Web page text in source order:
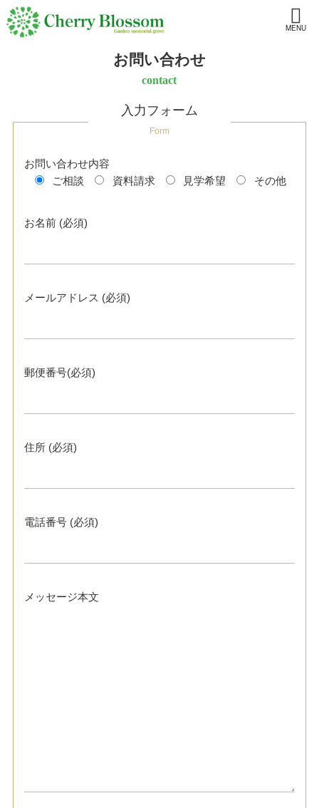
MENU
お問い合わせ
contact
入力フォーム
Form
お問い合わせ内容
ご相談
資料請求 見学希望 その他
お名前 (必須)
メールアドレス (必須)
郵便番号(必須)
住所 (必須)
電話番号 (必須)
メッセージ本文